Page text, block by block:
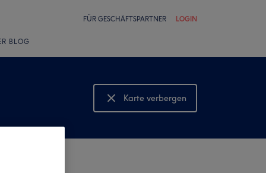
FÜR GESCHÄFTSPARTNER LOGIN
BLOG
Karte verbergen
Karte anzeigen